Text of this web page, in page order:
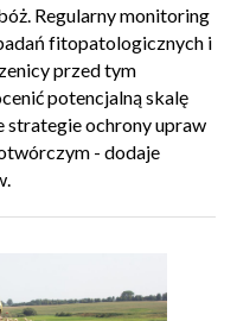
Regularny monitoring
fitopatologicznych i
przed tym
potencjalną skalę
strategie ochrony upraw
- dodaje